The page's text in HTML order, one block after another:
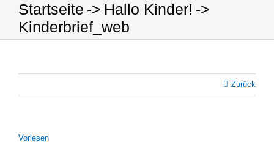
Startseite
Hallo Kinder!
Kinderbrief_web
Zurück
Vor­le­sen